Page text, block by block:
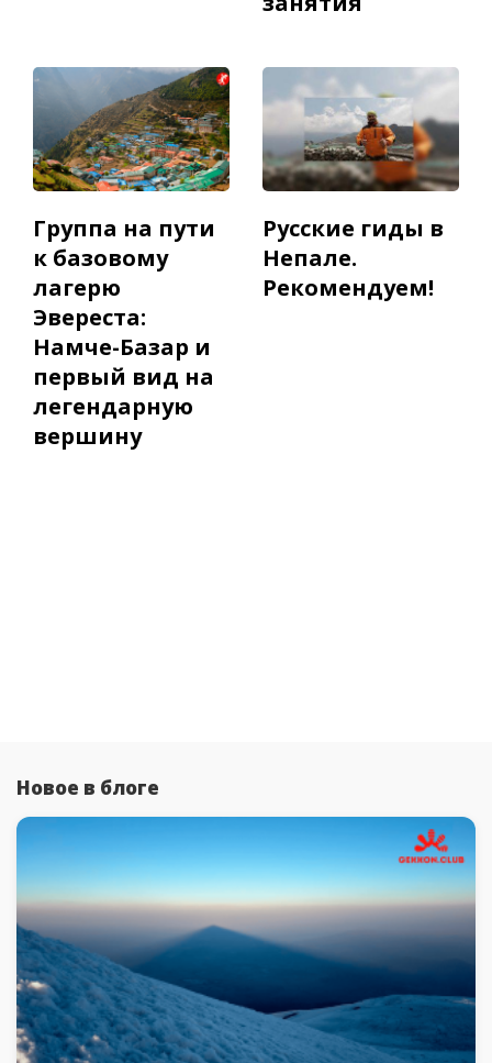
Группа на пути
к базовому
лагерю
Эвереста:
Намче-Базар и
первый вид на
легендарную
вершину
Русские гиды в
Непале.
Рекомендуем!
Новое в блоге